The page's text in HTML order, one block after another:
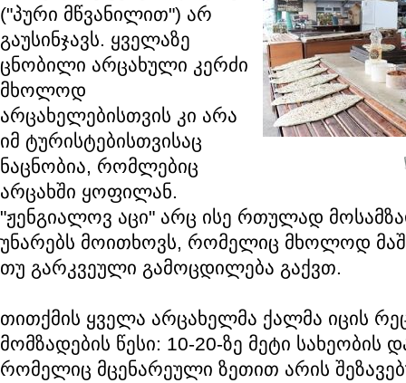
("პური მწვანილით") არ
გაუსინჯავს. ყველაზე
ცნობილი არცახული კერძი
მხოლოდ
არცახელებისთვის კი არა
იმ ტურისტებისთვისაც
ნაცნობია, რომლებიც
არცახში ყოფილან.
"ჟენგიალოვ აცი" არც ისე რთულად
უნარებს მოითხოვს, რომელიც მხოლოდ
თუ გარკვეული გამოცდილება გაქვთ.
თითქმის ყველა არცახელმა ქალმა იცის
მომზადების წესი: 10-20-ზე მეტი სახეობის
რომელიც მცენარეული ზეთით არის